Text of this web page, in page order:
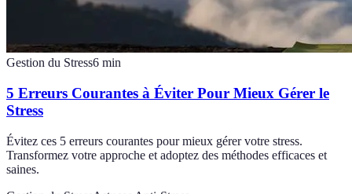
Gestion du Stress6 min
5 Erreurs Courantes à Éviter Pour Mieux Gérer le
Stress
Évitez ces 5 erreurs courantes pour mieux gérer votre stress.
Transformez votre approche et adoptez des méthodes efficaces et
saines.